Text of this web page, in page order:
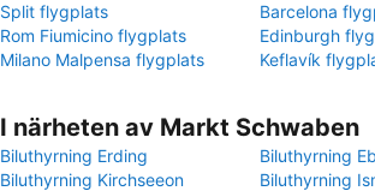
Split flygplats
Barcelona
Rom Fiumicino flygplats
Edinburgh
Milano Malpensa flygplats
Keflavík
I närheten av Markt Schwaben
Biluthyrning Erding
Biluthyrning
Biluthyrning Kirchseeon
Biluthyrning